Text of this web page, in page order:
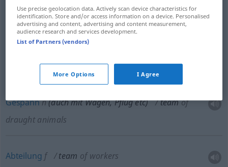
Teamn team SPORT
teamin debatesetc
Gespannn(auch mit Wagen, Pflugetc) teamof
draught animals
Abteilung f team of workers
Use precise geolocation data. Actively scan device characteristics for
identification. Store and/or access information on a device. Personalised
advertising and content, advertising and content measurement,
audience research and services development.
List of Partners (vendors)
More Options I Agree